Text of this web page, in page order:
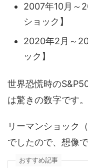
2007年10月～
ショック】
2020年2月～
ック】
世界恐慌時の
は驚きの数字です。
リーマンショック
でしたので、想像
おすすめ記事